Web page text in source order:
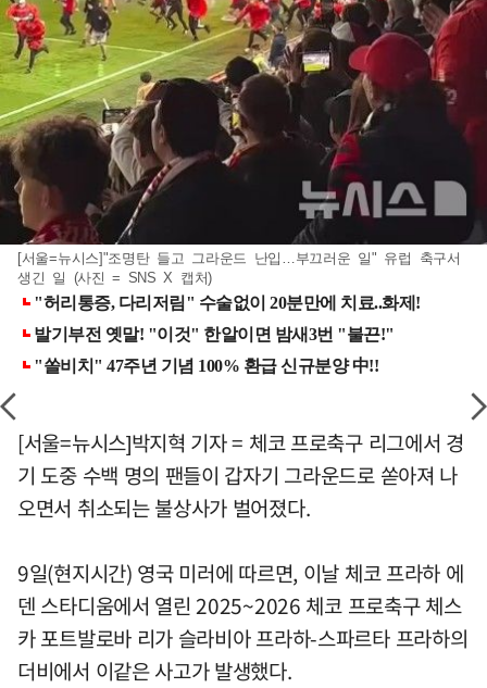
[서울=뉴시스]"조명탄 들고 그라운드 난입…부끄러운 일" 유럽 축구서
생긴 일 (사진 = SNS X 캡처)
[서울=뉴시스]박지혁 기자 = 체코 프로축구 리그에서 경
기 도중 수백 명의 팬들이 갑자기 그라운드로 쏟아져 나
오면서 취소되는 불상사가 벌어졌다.
9일(현지시간) 영국 미러에 따르면, 이날 체코 프라하 에
덴 스타디움에서 열린 2025~2026 체코 프로축구 체스
카 포트발로바 리가 슬라비아 프라하-스파르타 프라하의
더비에서 이같은 사고가 발생했다.